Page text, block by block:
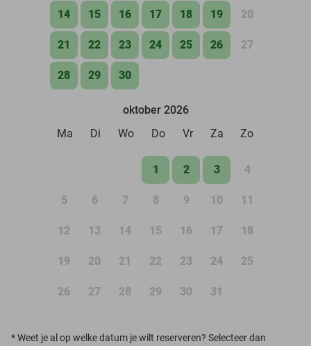
14 15 16 17 18 19 20
21 22 23 24 25 26 27
28 29 30
oktober 2026
Ma
Di Wo Do Vr Za Zo
1 2 3 4
5 6 7 8 9 10 11
12 13 14 15 16 17 18
19 20 21 22 23 24 25
26 27 28 29 30 31
*Weet je al op welke datum je wilt reserveren? Selecteer dan